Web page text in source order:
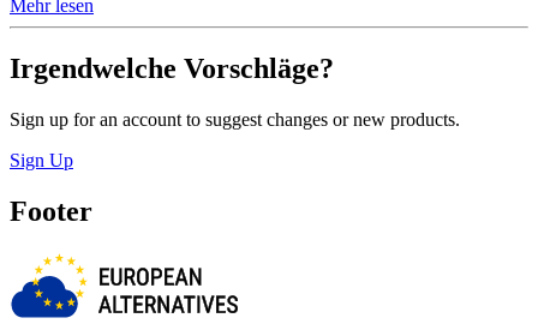
Mehr lesen
Irgendwelche Vorschläge?
Sign up for an account to suggest changes or new products.
Sign Up
Footer